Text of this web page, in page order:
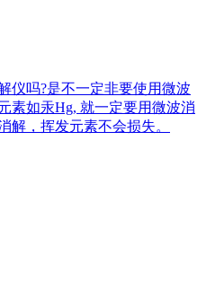
仪吗?是不一定非要使用微波
素如汞Hg, 就一定要用微波消
解，挥发元素不会损失。